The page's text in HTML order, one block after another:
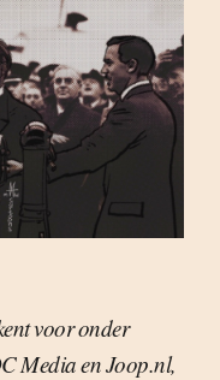
voor onder
Media en Joop.nl,